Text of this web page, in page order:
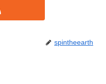
spintheearth